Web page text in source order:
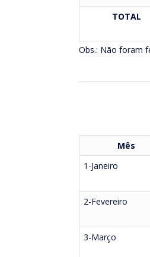
TOTAL
Obs.: Não foram
Mês
1-Janeiro
2-Fevereiro
3-Março